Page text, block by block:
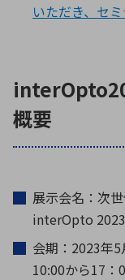
いただき、セ
概要
展示会名：次
interOpto 2023
会期：2023年5
10:00から17：